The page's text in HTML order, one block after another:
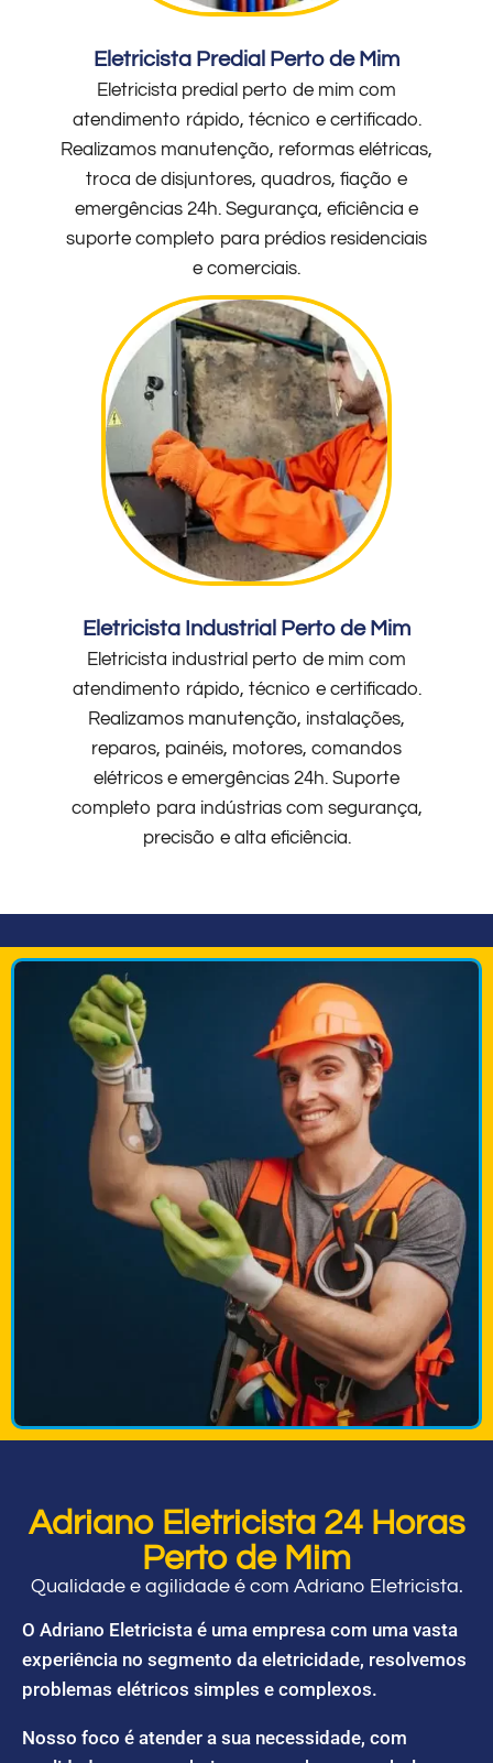
Eletricista Predial Perto de Mim
Eletricista predial perto de mim com
atendimento rápido, técnico e certificado.
Realizamos manutenção, reformas elétricas,
troca de disjuntores, quadros, fiação e
emergências 24h. Segurança, eficiência e
suporte completo para prédios residenciais
e comerciais.
Eletricista Industrial Perto de Mim
Eletricista industrial perto de mim com
atendimento rápido, técnico e certificado.
Realizamos manutenção, instalações,
reparos, painéis, motores, comandos
elétricos e emergências 24h. Suporte
completo para indústrias com segurança,
precisão e alta eficiência.
Adriano Eletricista 24 Horas
Perto de Mim
Qualidade e agilidade é com Adriano Eletricista.
O Adriano Eletricista é uma empresa com uma vasta
experiência no segmento da eletricidade, resolvemos
problemas elétricos simples e complexos.
Nosso foco é atender a sua necessidade, com